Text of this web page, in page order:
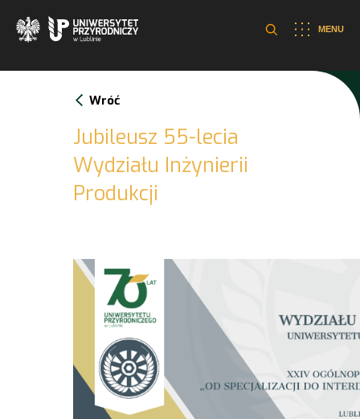
MENU
Wróć
Jubileusz 55-lecia
Wydziału Inżynierii
Produkcji